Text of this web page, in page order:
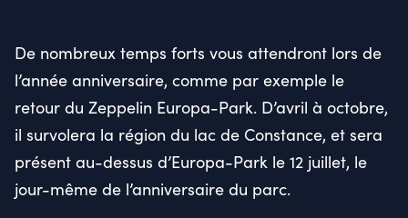
De nombreux temps forts vous attendront lors de
l’année anniversaire, comme par exemple le
retour du Zeppelin Europa-Park. D’avril à octobre,
il survolera la région du lac de Constance, et sera
présent au-dessus d’Europa-Park le 12 juillet, le
jour-même de l’anniversaire du parc.